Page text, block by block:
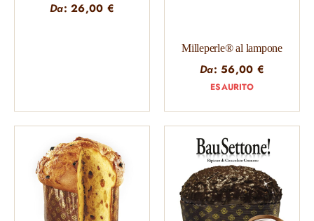
Da:26,00 €
Milleperle® al lampone
Da:56,00 €
ESAURITO